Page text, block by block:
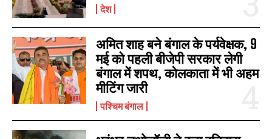
देश
अमित शाह बने बंगाल के पर्यवेक्षक, 9
मई को पहली बीजेपी सरकार लेगी
बंगाल में शपथ, कोलकाता में भी अहम
मीटिंग जारी
पश्चिम बंगाल